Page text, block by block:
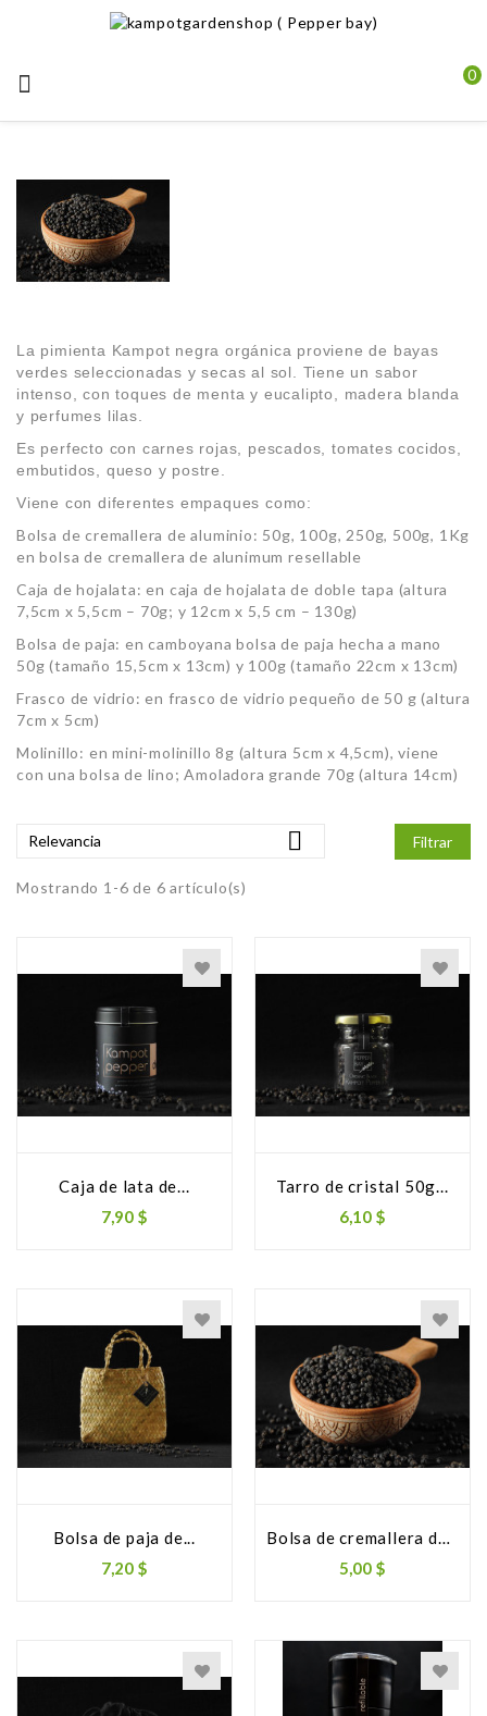
 0
La pimienta Kampot negra orgánica proviene de bayas
verdes seleccionadas y secas al sol. Tiene un sabor
intenso, con toques de menta y eucalipto, madera blanda
y perfumes lilas.
Es perfecto con carnes rojas, pescados, tomates cocidos,
embutidos, queso y postre.
Viene con diferentes empaques como:
Bolsa de cremallera de aluminio: 50g, 100g, 250g, 500g, 1Kg
en bolsa de cremallera de alunimum resellable
Caja de hojalata: en caja de hojalata de doble tapa (altura
7,5cm x 5,5cm – 70g; y 12cm x 5,5 cm – 130g)
Bolsa de paja: en camboyana bolsa de paja hecha a mano
50g (tamaño 15,5cm x 13cm) y 100g (tamaño 22cm x 13cm)
Frasco de vidrio: en frasco de vidrio pequeño de 50 g (altura
7cm x 5cm)
Molinillo: en mini-molinillo 8g (altura 5cm x 4,5cm), viene
con una bolsa de lino; Amoladora grande 70g (altura 14cm)
Relevancia  Filtrar
Mostrando 1-6 de 6 artículo(s)
Caja de lata de...
7,90 $
Tarro de cristal 50g...
6,10 $
Bolsa de paja de...
7,20 $
Bolsa de cremallera de...
5,00 $